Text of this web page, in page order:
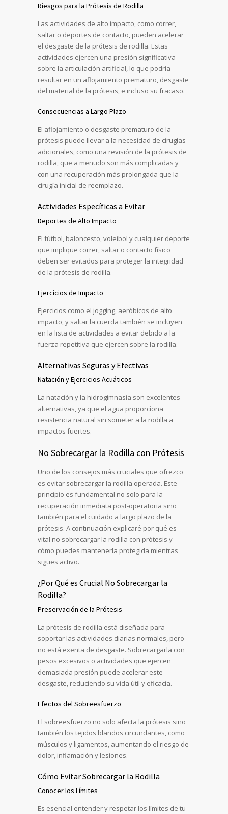
Riesgos para la Prótesis de Rodilla
Las actividades de alto impacto, como correr,
saltar o deportes de contacto, pueden acelerar
el desgaste de la prótesis de rodilla. Estas
actividades ejercen una presión significativa
sobre la articulación artificial, lo que podría
resultar en un aflojamiento prematuro, desgaste
del material de la prótesis, e incluso su fracaso.
Consecuencias a Largo Plazo
El aflojamiento o desgaste prematuro de la
prótesis puede llevar a la necesidad de cirugías
adicionales, como una revisión de la prótesis de
rodilla, que a menudo son más complicadas y
con una recuperación más prolongada que la
cirugía inicial de reemplazo.
Actividades Específicas a Evitar
Deportes de Alto Impacto
El fútbol, baloncesto, voleibol y cualquier deporte
que implique correr, saltar o contacto físico
deben ser evitados para proteger la integridad
de la prótesis de rodilla.
Ejercicios de Impacto
Ejercicios como el jogging, aeróbicos de alto
impacto, y saltar la cuerda también se incluyen
en la lista de actividades a evitar debido a la
fuerza repetitiva que ejercen sobre la rodilla.
Alternativas Seguras y Efectivas
Natación y Ejercicios Acuáticos
La natación y la hidrogimnasia son excelentes
alternativas, ya que el agua proporciona
resistencia natural sin someter a la rodilla a
impactos fuertes.
No Sobrecargar la Rodilla con Prótesis
Uno de los consejos más cruciales que ofrezco
es evitar sobrecargar la rodilla operada. Este
principio es fundamental no solo para la
recuperación inmediata post-operatoria sino
también para el cuidado a largo plazo de la
prótesis. A continuación explicaré por qué es
vital no sobrecargar la rodilla con prótesis y
cómo puedes mantenerla protegida mientras
sigues activo.
¿Por Qué es Crucial No Sobrecargar la
Rodilla?
Preservación de la Prótesis
La prótesis de rodilla está diseñada para
soportar las actividades diarias normales, pero
no está exenta de desgaste. Sobrecargarla con
pesos excesivos o actividades que ejercen
demasiada presión puede acelerar este
desgaste, reduciendo su vida útil y eficacia.
Efectos del Sobreesfuerzo
El sobreesfuerzo no solo afecta la prótesis sino
también los tejidos blandos circundantes, como
músculos y ligamentos, aumentando el riesgo de
dolor, inflamación y lesiones.
Cómo Evitar Sobrecargar la Rodilla
Conocer los Límites
Es esencial entender y respetar los límites de tu